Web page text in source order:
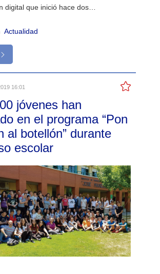
digital que inició hace dos…
Actualidad
16:01
jóvenes han
en el programa “Pon
al botellón” durante
escolar